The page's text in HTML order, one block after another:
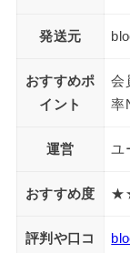
発送元
おすすめポ
イント
会
率
運営 ユ
おすすめ度
評判や口コ